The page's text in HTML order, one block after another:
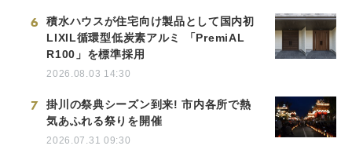
6
積水ハウスが住宅向け製品として国内初
LIXIL循環型低炭素アルミ 「PremiAL
R100」を標準採用
2026.08.03 14:30
7
掛川の祭典シーズン到来! 市内各所で熱
気あふれる祭りを開催
2026.07.31 09:30